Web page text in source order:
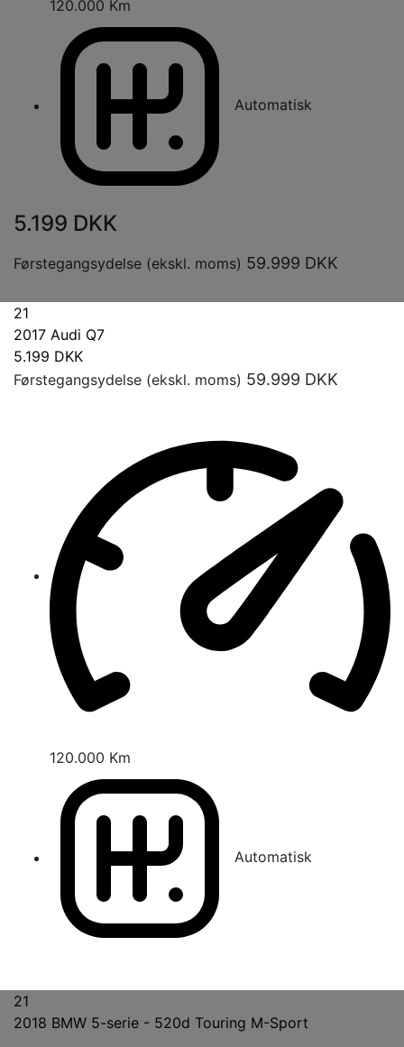
120.000 Km
Automatisk
5.199 DKK
Førstegangsydelse (ekskl. moms) 59.999 DKK
21
2017 Audi Q7
5.199 DKK
Førstegangsydelse (ekskl. moms) 59.999 DKK
120.000 Km
Automatisk
21
2018 BMW 5-serie - 520d Touring M-Sport